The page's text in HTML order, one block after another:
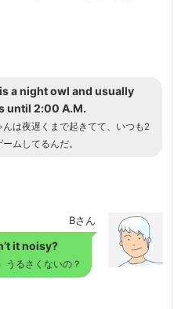
a night owl and usually
until 2:00 A.M.
んは夜遅くまで起きてて、いつも2
ムしてるんだ。
Bさん
it noisy?
うるさくないの？